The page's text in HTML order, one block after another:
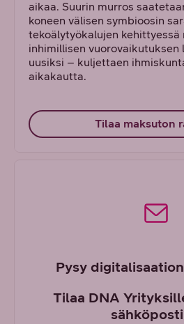
aikaa. Suurin murros
koneen välisen symbioosin
tekoälytyökalujen kehittyessä
inhimillisen
uusiksi – kuljettaen
aikakautta.
Tilaa maksuton
Pysy
Tilaa DNA